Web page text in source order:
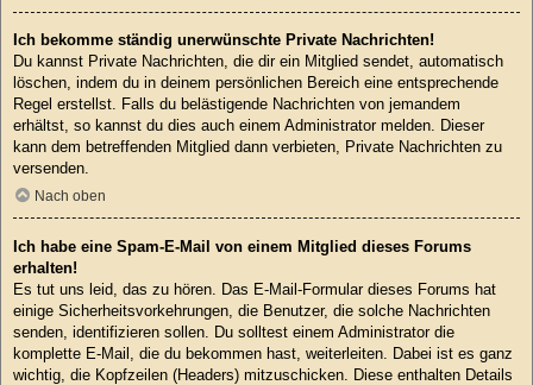
Ich bekomme ständig unerwünschte Private Nachrichten!
Du kannst Private Nachrichten, die dir ein Mitglied sendet, automatisch
löschen, indem du in deinem persönlichen Bereich eine entsprechende
Regel erstellst. Falls du belästigende Nachrichten von jemandem
erhältst, so kannst du dies auch einem Administrator melden. Dieser
kann dem betreffenden Mitglied dann verbieten, Private Nachrichten zu
versenden.
Nach oben
Ich habe eine Spam-E-Mail von einem Mitglied dieses Forums
erhalten!
Es tut uns leid, das zu hören. Das E-Mail-Formular dieses Forums hat
einige Sicherheitsvorkehrungen, die Benutzer, die solche Nachrichten
senden, identifizieren sollen. Du solltest einem Administrator die
komplette E-Mail, die du bekommen hast, weiterleiten. Dabei ist es ganz
wichtig, die Kopfzeilen (Headers) mitzuschicken. Diese enthalten Details